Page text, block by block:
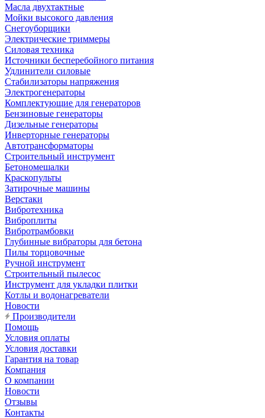
Масла двухтактные
Мойки высокого давления
Снегоуборщики
Электрические триммеры
Силовая техника
Источники бесперебойного питания
Удлинители силовые
Стабилизаторы напряжения
Электрогенераторы
Комплектующие для генераторов
Бензиновые генераторы
Дизельные генераторы
Инверторные генераторы
Автотрансформаторы
Строительный инструмент
Бетономешалки
Краскопульты
Затирочные машины
Верстаки
Вибротехника
Виброплиты
Вибротрамбовки
Глубинные вибраторы для бетона
Пилы торцовочные
Ручной инструмент
Строительный пылесос
Инструмент для укладки плитки
Котлы и водонагреватели
Новости
Производители
Помощь
Условия оплаты
Условия доставки
Гарантия на товар
Компания
О компании
Новости
Отзывы
Контакты